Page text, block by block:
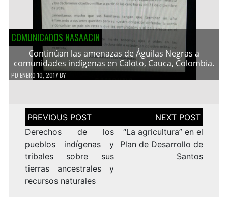
COMUNICADOS NASAACIN
Continúan las amenazas de Águilas Negras a
comunidades indígenas en Caloto, Cauca, Colombia.
PD ENERO 10, 2017 BY
Navegación
de
entradas
Derechos de los
pueblos indígenas y
tribales sobre sus
tierras ancestrales y
recursos naturales
“La agricultura” en el
Plan de Desarrollo de